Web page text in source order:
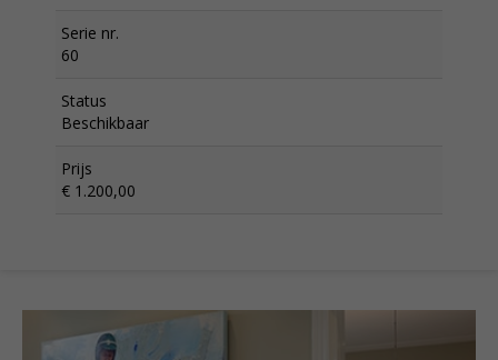
Serie nr.
60
Status
Beschikbaar
Prijs
€ 1.200,00